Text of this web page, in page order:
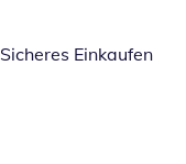
Sicheres Einkaufen